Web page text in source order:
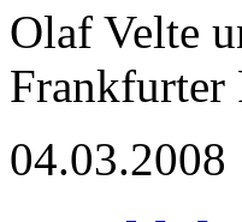
Olaf Velte
Frankfurter
04.03.2008